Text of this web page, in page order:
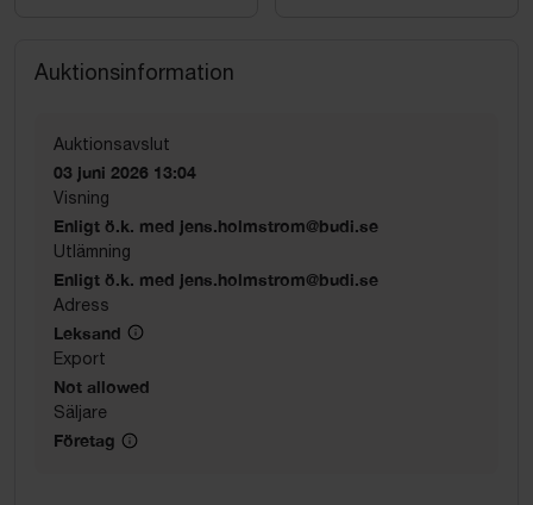
Auktionsinformation
Auktionsavslut
03 juni 2026 13:04
Visning
Enligt ö.k. med jens.holmstrom@budi.se
Utlämning
Enligt ö.k. med jens.holmstrom@budi.se
Adress
Leksand
Export
Not allowed
Säljare
Företag